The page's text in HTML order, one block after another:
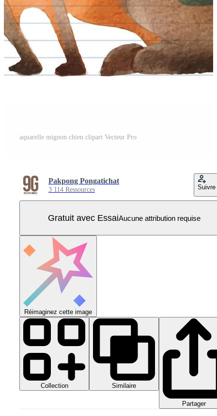
aquarelle mignon chien clipart Vecteur Pro
Pakpong Pongatichat
3 114 Ressources Suivre
Gratuit avec EssaiAucune attribution requise
Réimaginez cette image
Collection Similaire
Partager